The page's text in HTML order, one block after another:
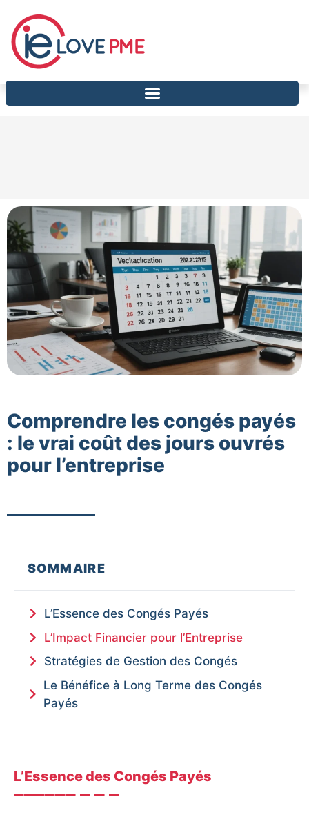
Comprendre les congés payés
: le vrai coût des jours ouvrés
pour l’entreprise
SOMMAIRE
L’Essence des Congés Payés
L’Impact Financier pour l’Entreprise
Stratégies de Gestion des Congés
Le Bénéfice à Long Terme des Congés
Payés
L’Essence des Congés Payés